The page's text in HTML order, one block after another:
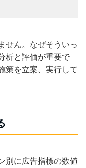
せん。なぜそういっ
析と評価が重要で
策を立案、実行して
別に広告指標の数値